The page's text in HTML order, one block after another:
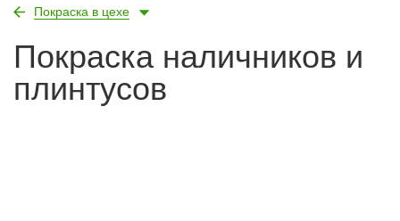
Покраска в цехе
Покраска наличников и
плинтусов